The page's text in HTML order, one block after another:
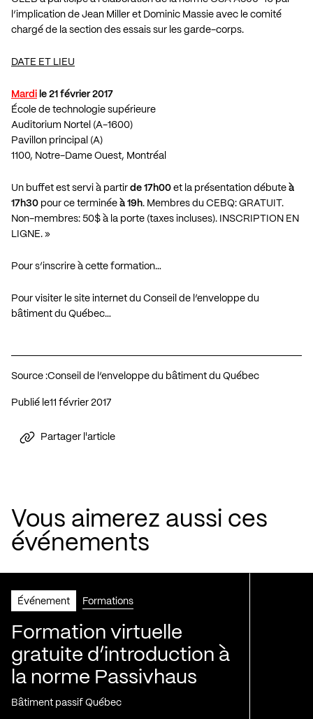
l’implication de Jean Miller et Dominic Massie avec le comité
chargé de la section des essais sur les garde-corps.
DATE ET LIEU
Mardi le 21 février 2017
École de technologie supérieure
Auditorium Nortel (A-1600)
Pavillon principal (A)
1100, Notre-Dame Ouest, Montréal
Un buffet est servi à partir de 17h00 et la présentation débute à
17h30 pour ce terminée à 19h. Membres du CEBQ: GRATUIT.
Non-membres: 50$ à la porte (taxes incluses). INSCRIPTION EN
LIGNE. »
Pour s’inscrire à cette formation…
Pour visiter le site internet du Conseil de l’enveloppe du
bâtiment du Québec…
Source :Conseil de l’enveloppe du bâtiment du Québec
Publié le 11 février 2017
Partager l'article
Vous aimerez aussi ces
événements
Événement Formations
Formation virtuelle
gratuite d’introduction à
la norme Passivhaus
Bâtiment passif Québec